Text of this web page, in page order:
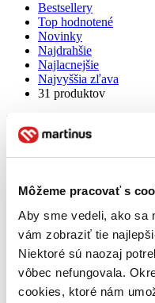
Môžeme pracovať s
Aby sme vedeli, ako sa
vám zobraziť tie
Niektoré sú naozaj
vôbec nefungovala.
cookies, ktoré nám
Bestsellery
Top hodnotené
Novinky
Najdrahšie
Najlacnejšie
Najvyššia zľava
31 produktov
Použité filtre
Zrušiť filtre